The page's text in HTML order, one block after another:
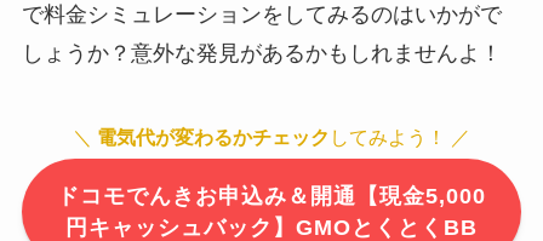
で料金シミュレーションをしてみるのはいかがで
しょうか？意外な発見があるかもしれませんよ！
＼ 電気代が変わるかチェック してみよう！ ／
ドコモでんきお申込み＆開通【現金5,000
円キャッシュバック】GMOとくとくBB